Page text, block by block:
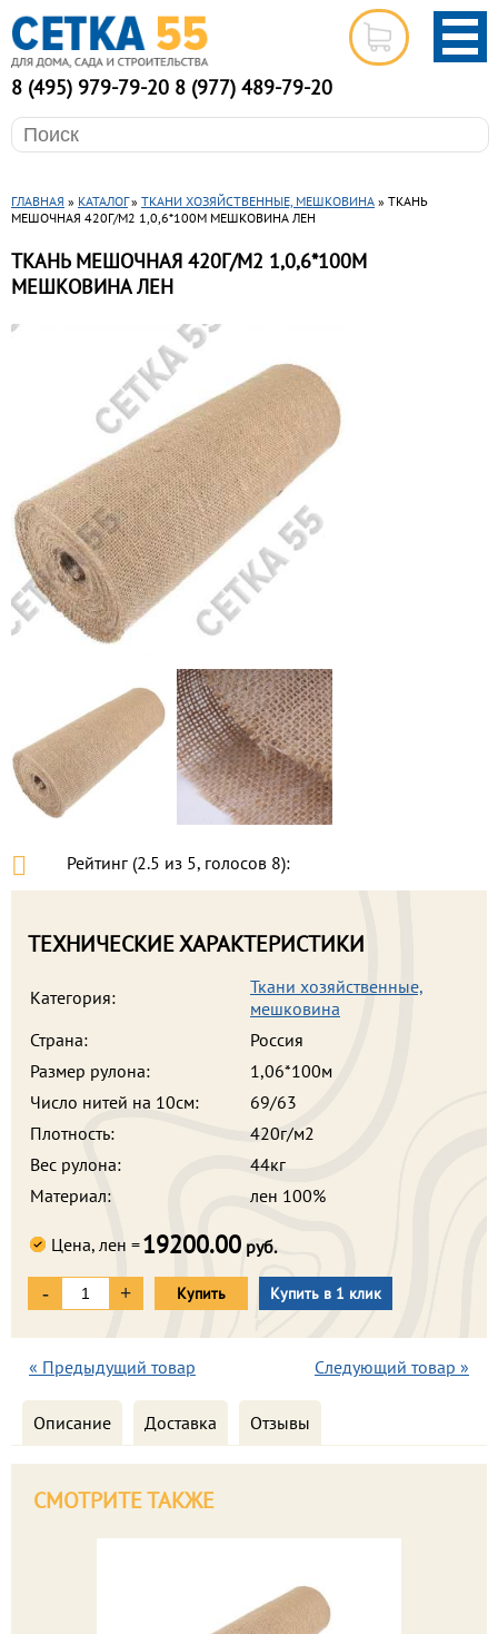
8 (495) 979-79-20 8 (977) 489-79-20
ГЛАВНАЯ » КАТАЛОГ» ТКАНИ ХОЗЯЙСТВЕННЫЕ, МЕШКОВИНА » ТКАНЬ
МЕШОЧНАЯ 420Г/М2 1,0,6*100М МЕШКОВИНА ЛЕН
ТКАНЬ МЕШОЧНАЯ 420Г/М2 1,0,6*100М
МЕШКОВИНА ЛЕН
Рейтинг (2.5 из 5, голосов 8):
ТЕХНИЧЕСКИЕ ХАРАКТЕРИСТИКИ
Категория:
Ткани хозяйственные,
мешковина
Страна:
Россия
Размер рулона:
1,06*100м
Число нитей на 10см:
69/63
Плотность:
420г/м2
Вес рулона:
44кг
Материал:
лен 100%
Цена, лен =19200.00 руб.
- + Купить Купить в 1 клик
« Предыдущий товар Следующий товар »
Описание Доставка Отзывы
СМОТРИТЕ ТАКЖЕ